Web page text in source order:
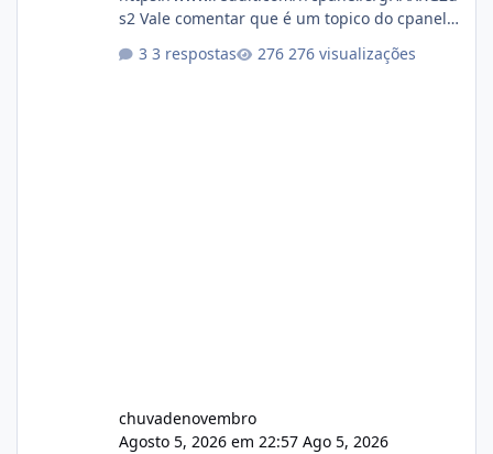
s2 Vale comentar que é um topico do cpanel...
3 respostas 276 visualizações
chuvadenovembro
Agosto 5, 2026 em 22:57 Ago 5, 2026